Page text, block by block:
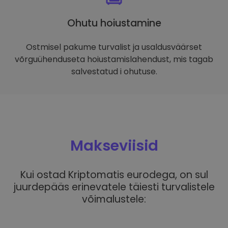
Ohutu hoiustamine
Ostmisel pakume turvalist ja usaldusväärset
võrguühenduseta hoiustamislahendust, mis tagab
salvestatud i ohutuse.
Makseviisid
Kui ostad Kriptomatis eurodega, on sul
juurdepääs erinevatele täiesti turvalistele
võimalustele: